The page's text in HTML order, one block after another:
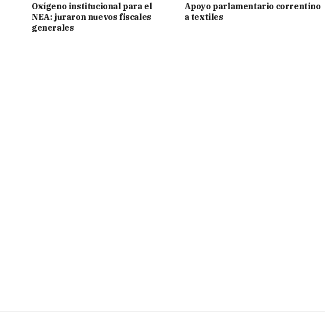
Oxígeno institucional para el
NEA: juraron nuevos fiscales
generales
Apoyo parlamentario correntino
a textiles